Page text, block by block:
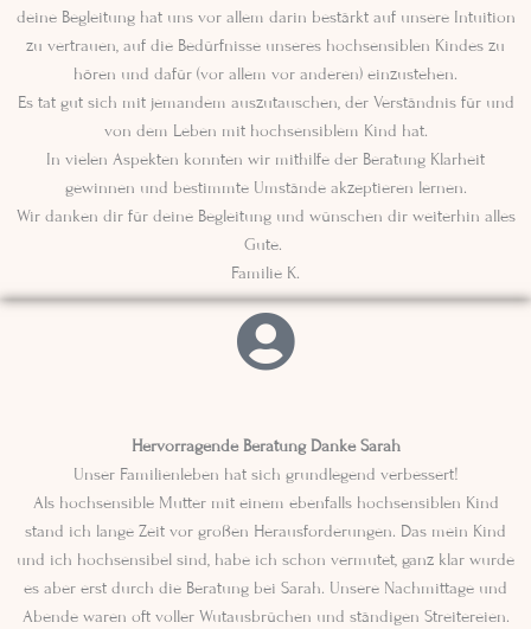
deine Begleitung hat uns vor allem darin bestärkt auf unsere Intuition
zu vertrauen, auf die Bedürfnisse unseres hochsensiblen Kindes zu
hören und dafür (vor allem vor anderen) einzustehen.
Es tat gut sich mit jemandem auszutauschen, der Verständnis für und
von dem Leben mit hochsensiblem Kind hat.
In vielen Aspekten konnten wir mithilfe der Beratung Klarheit
gewinnen und bestimmte Umstände akzeptieren lernen.
Wir danken dir für deine Begleitung und wünschen dir weiterhin alles
Gute.
Familie K.
Hervorragende Beratung Danke Sarah
Unser Familienleben hat sich grundlegend verbessert!
Als hochsensible Mutter mit einem ebenfalls hochsensiblen Kind
stand ich lange Zeit vor großen Herausforderungen. Das mein Kind
und ich hochsensibel sind, habe ich schon vermutet, ganz klar wurde
es aber erst durch die Beratung bei Sarah. Unsere Nachmittage und
Abende waren oft voller Wutausbrüchen und ständigen Streitereien.